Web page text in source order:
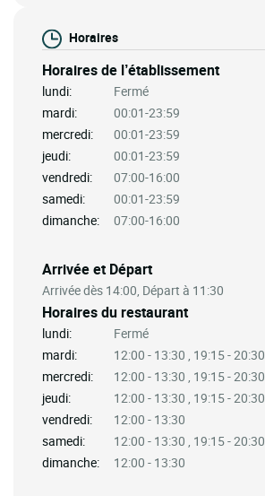
Horaires
Horaires de l’établissement
lundi:
Fermé
mardi:
00:01-23:59
mercredi:
00:01-23:59
jeudi:
00:01-23:59
vendredi:
07:00-16:00
samedi:
00:01-23:59
dimanche:
07:00-16:00
Arrivée et Départ
Arrivée dès 14:00, Départ à 11:30
Horaires du restaurant
lundi:
Fermé
mardi:
12:00 - 13:30 , 19:15 - 20:30
mercredi:
12:00 - 13:30 , 19:15 - 20:30
jeudi:
12:00 - 13:30 , 19:15 - 20:30
vendredi:
12:00 - 13:30
samedi:
12:00 - 13:30 , 19:15 - 20:30
dimanche:
12:00 - 13:30